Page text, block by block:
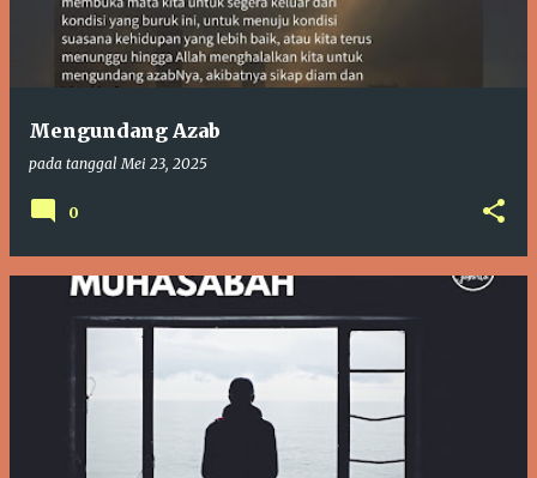
Mengundang Azab
pada tanggalMei 23, 2025
0